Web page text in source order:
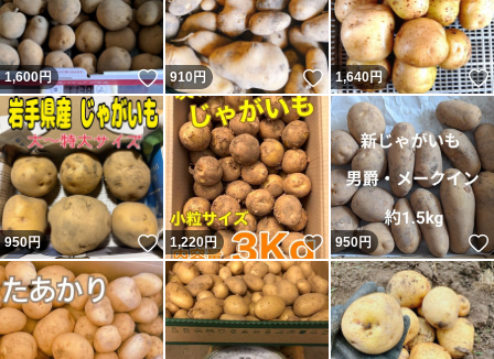
1,600円 いいね！
910円 いいね！
1,640円
950円 いいね！
1,220円 いいね！
950円